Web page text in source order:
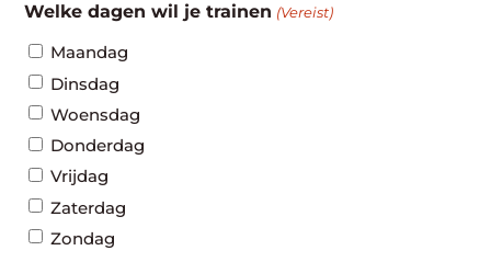
Welke dagen wil je trainen (Vereist)
Maandag
Dinsdag
Woensdag
Donderdag
Vrijdag
Zaterdag
Zondag